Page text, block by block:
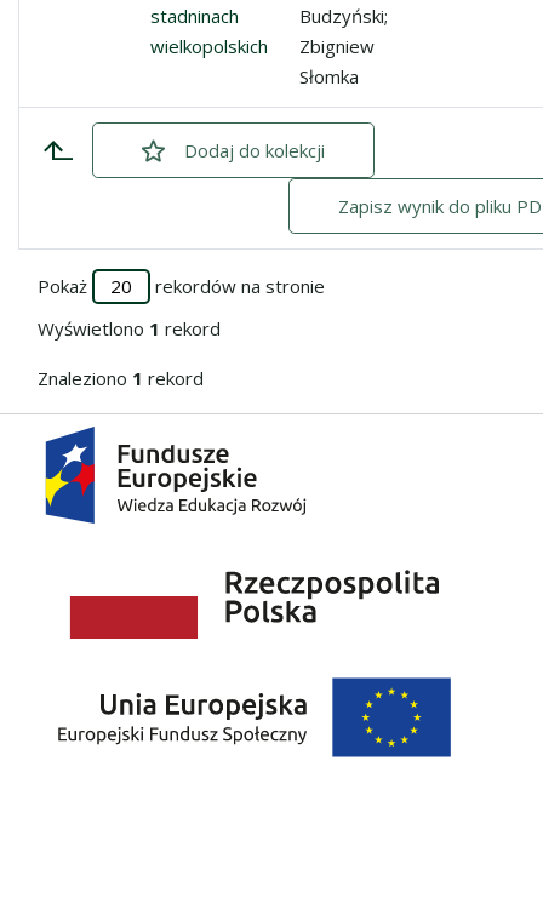
stadninach
wielkopolskich
Budzyński;
Zbigniew
Słomka
Dodajzaznaczone
do kolekcji
Zapisz wynik do pliku
Pokaż
rekordów na stronie
Wyświetlono 1 rekord
Znaleziono 1 rekord